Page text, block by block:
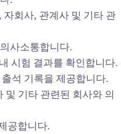
회사, 관계사 및 기타 관
사소통합니다.
시험 결과를 확인합니다.
석 기록을 제공합니다.
및 기타 관련된 회사와 의
공합니다.